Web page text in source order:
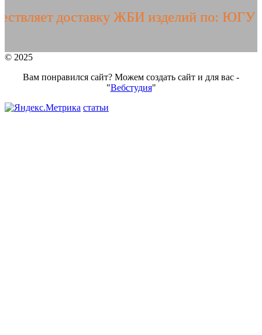
доставку ЖБИ изделий по: ЮГУ РФ,
© 2025
Вам понравился сайт? Можем создать сайт и для вас -
"Вебстудия"
статьи